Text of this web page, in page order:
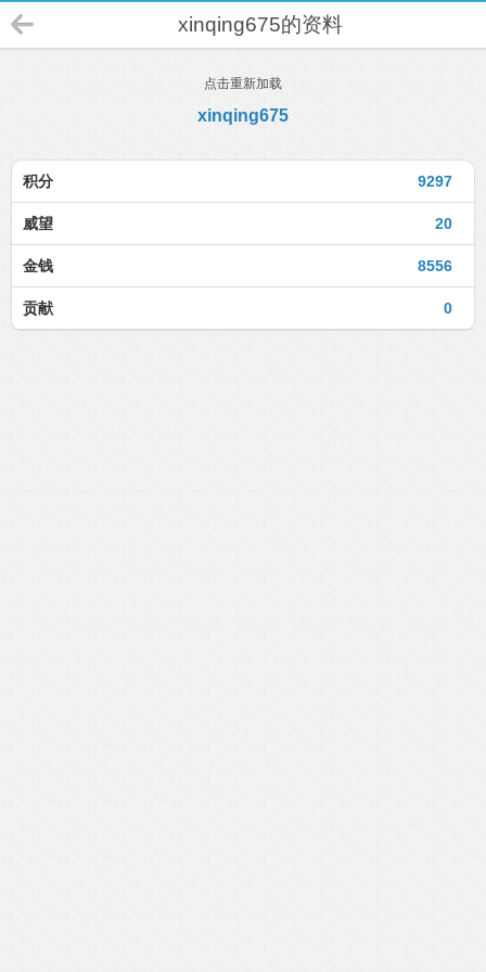
xinqing675的资料
点击重新加载
xinqing675
9297
积分
20
威望
8556
金钱
0
贡献